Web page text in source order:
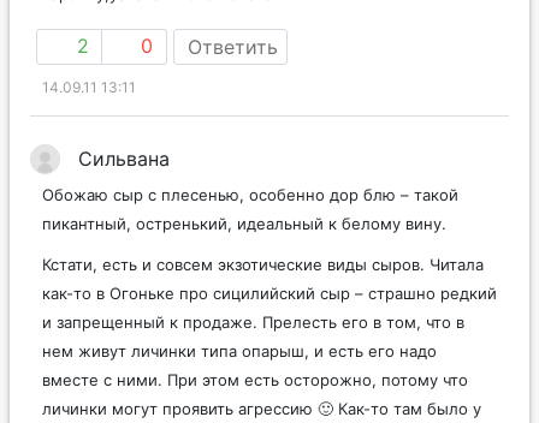
2 0 Ответить
14.09.11 13:11
Обожаю сыр с плесенью, особенно дор блю – такой
Кстати, есть и совсем экзотические виды сыров. Читала
как-то в Огоньке про сицилийский сыр – страшно редкий
и запрещенный к продаже. Прелесть его в том, что в
нем живут личинки типа опарыш, и есть его надо
вместе с ними. При этом есть осторожно, потому что